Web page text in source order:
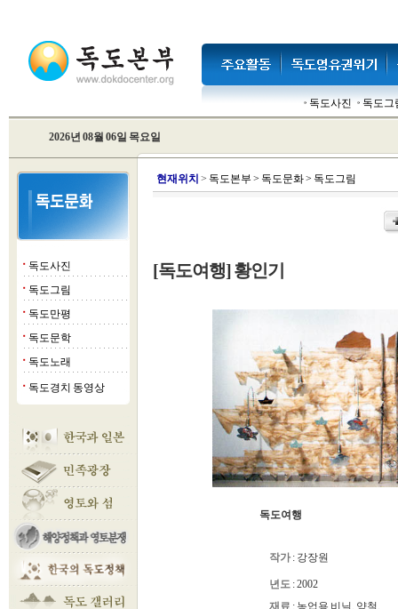
독도사진 독도그
2026년 08월 06일 목요일
■ 독도사진
■ 독도그림
■ 독도만평
■ 독도문학
■ 독도노래
■ 독도경치 동영상
현재위치 > 독도본부 > 독도문화> 독도그림
[독도여행] 황인기
독도여행
작가 : 강장원
년도 : 2002
재료 : 농업용 비닐, 양철